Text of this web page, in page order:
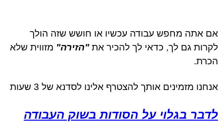
אתה מחפש עבודה עכשיו או חושש שזה הולך
גם לך, כדאי לך להכיר את"הזירה"מזווית שלא
מזמינים אותך להצטרף אלינו לסדנא של 3 שעות
בגלוי על הסודות בשוק העבודה